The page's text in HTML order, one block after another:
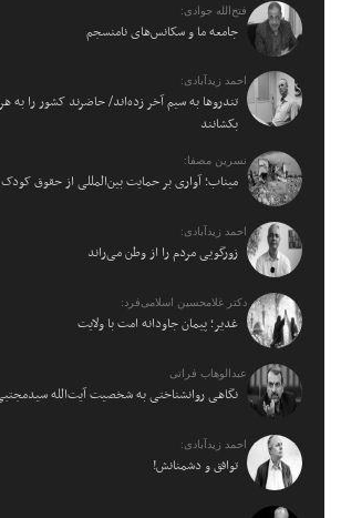
فتح‌الله جوادی:
جامعه ما و سکانس‌های نامنسجم
احمد زیدآبادی:
تندروها به سیم آخر زده‌اند/ حاضرند کشور را به
بکشانند
نسرین مصفا:
میناب؛ آواری بر حمایت بین‌المللی از حقوق کودک
احمد زیدآبادی:
زورگویی مردم را از وطن می‌راند
دکتر غلامحسین اسلامی‌فرد:
غدیر؛ پیمان جاودانه امت با ولایت
عبدالوهاب فراتی
نگاهی روانشناختی به شخصیت آیت‌الله
احمد زیدآبادی:
توافق و دشمنانش!